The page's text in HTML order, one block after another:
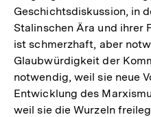
Geschichtsdiskussion, in
Stalinschen Ära und ihrer
ist schmerzhaft, aber
Glaubwürdigkeit der
notwendig, weil sie neue
Entwicklung des
weil sie die Wurzeln